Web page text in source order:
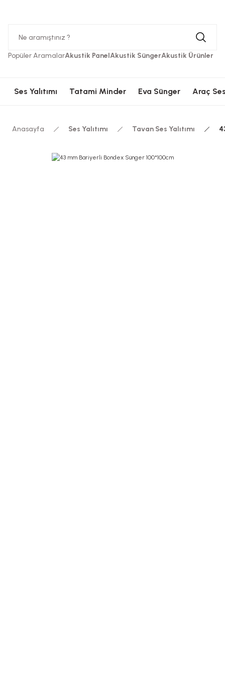
Popüler AramalarAkustik PanelAkustik SüngerAkustik Ürünler
Ses Yalıtımı Tatami Minder Eva Sünger Araç
Anasayfa Ses Yalıtımı Tavan Ses Yalıtımı